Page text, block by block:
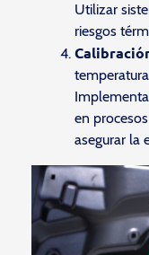
Utilizar
riesgos
en
asegurar la